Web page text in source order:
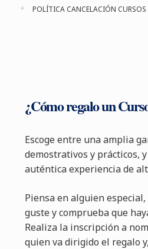
POLÍTICA CANCELACIÓN CURSOS
¿Cómo regalo un
Escoge entre una amplia
demostrativos y prácticos,
auténtica experiencia de
Piensa en alguien
guste y comprueba que
Realiza la inscripción a
quien va dirigido el regalo